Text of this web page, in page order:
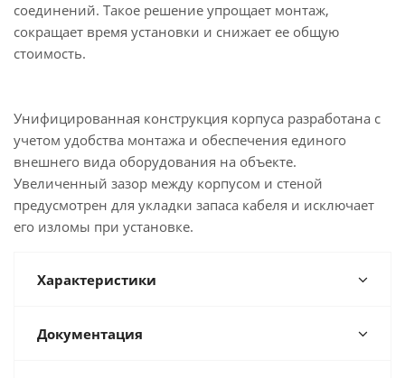
соединений. Такое решение упрощает монтаж,
сокращает время установки и снижает ее общую
стоимость.
Унифицированная конструкция корпуса разработана с
учетом удобства монтажа и обеспечения единого
внешнего вида оборудования на объекте.
Увеличенный зазор между корпусом и стеной
предусмотрен для укладки запаса кабеля и исключает
его изломы при установке.
Характеристики
Документация